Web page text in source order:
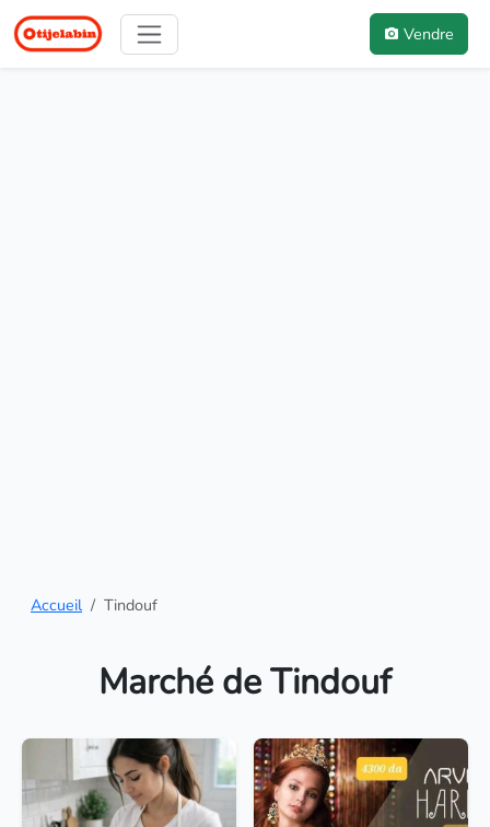
Vendre
Accueil Tindouf
Marché de Tindouf